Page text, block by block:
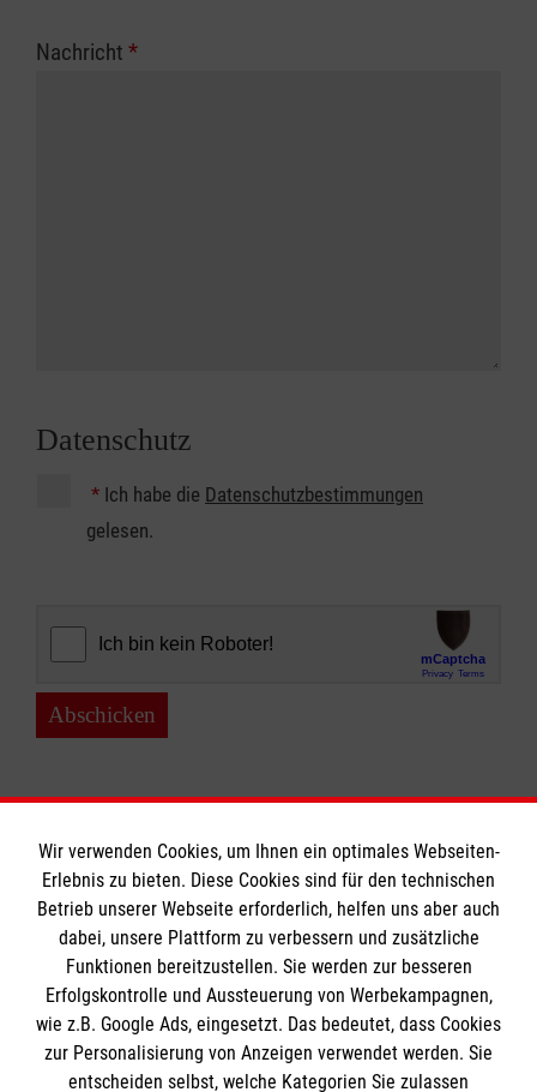
Nachricht *
Datenschutz
* Ich habe die Datenschutzbestimmungen
gelesen.
Abschicken
Informationen
Impressum
Datenschutz
Kontakt
Die Malteser
Wir verwenden Cookies, um Ihnen ein optimales Webseiten-
Erlebnis zu bieten. Diese Cookies sind für den technischen
Betrieb unserer Webseite erforderlich, helfen uns aber auch
dabei, unsere Plattform zu verbessern und zusätzliche
Funktionen bereitzustellen. Sie werden zur besseren
Erfolgskontrolle und Aussteuerung von Werbekampagnen,
wie z.B. Google Ads, eingesetzt. Das bedeutet, dass Cookies
zur Personalisierung von Anzeigen verwendet werden. Sie
entscheiden selbst, welche Kategorien Sie zulassen